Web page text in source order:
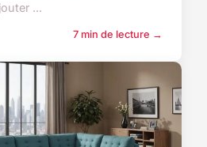
...
7 min de lecture →